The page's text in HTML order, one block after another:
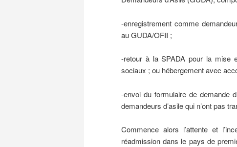
-enregistrement comme
au GUDA/OFII ;
-retour à la SPADA pour la mise
sociaux ; ou hébergement avec
-envoi du formulaire de demande
demandeurs d’asile qui n’ont pas
Commence alors l’attente et
réadmission dans le pays de